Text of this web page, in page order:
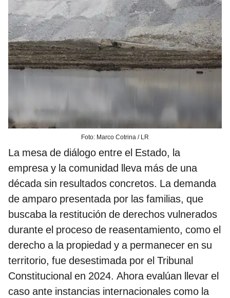
Foto: Marco Cotrina / LR
La mesa de diálogo entre el Estado, la
empresa y la comunidad lleva más de una
década sin resultados concretos. La demanda
de amparo presentada por las familias, que
buscaba la restitución de derechos vulnerados
durante el proceso de reasentamiento, como el
derecho a la propiedad y a permanecer en su
territorio, fue desestimada por el Tribunal
Constitucional en 2024. Ahora evalúan llevar el
caso ante instancias internacionales como la